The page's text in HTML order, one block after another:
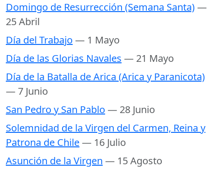
Domingo de Resurrección (Semana Santa)—
25 Abril
Día del Trabajo — 1 Mayo
Día de las Glorias Navales — 21 Mayo
Día de la Batalla de Arica (Arica y Paranicota)
— 7 Junio
San Pedro y San Pablo — 28 Junio
Solemnidad de la Virgen del Carmen, Reina y
Patrona de Chile— 16 Julio
Asunción de la Virgen — 15 Agosto